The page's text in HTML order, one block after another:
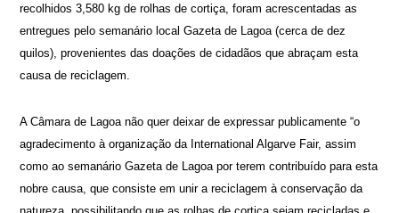
recolhidos 3,580 kg de rolhas de cortiça, foram acrescentadas as
entregues pelo semanário local Gazeta de Lagoa (cerca de dez
quilos), provenientes das doações de cidadãos que abraçam esta
causa de reciclagem.
A Câmara de Lagoa não quer deixar de expressar publicamente “o
agradecimento à organização da International Algarve Fair, assim
como ao semanário Gazeta de Lagoa por terem contribuído para esta
nobre causa, que consiste em unir a reciclagem à conservação da